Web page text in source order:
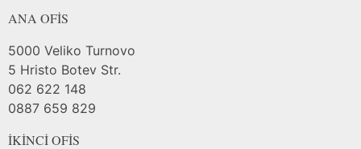
ANA OFİS
5000 Veliko Turnovo
5 Hristo Botev Str.
062 622 148
0887 659 829
İKİNCİ OFİS